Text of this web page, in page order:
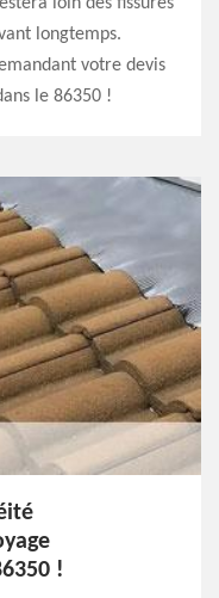
longtemps.
votre devis
le 86350 !
!